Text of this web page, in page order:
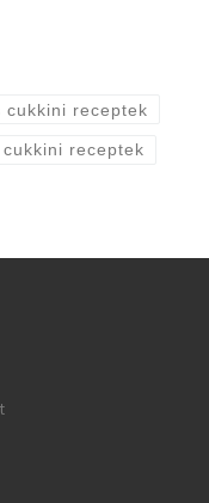
cukkini receptek
receptek